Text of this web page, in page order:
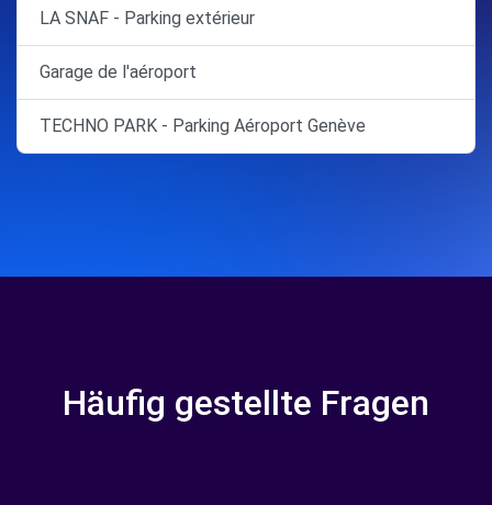
LA SNAF - Parking extérieur
Garage de l'aéroport
TECHNO PARK - Parking Aéroport Genève
Häufig gestellte Fragen